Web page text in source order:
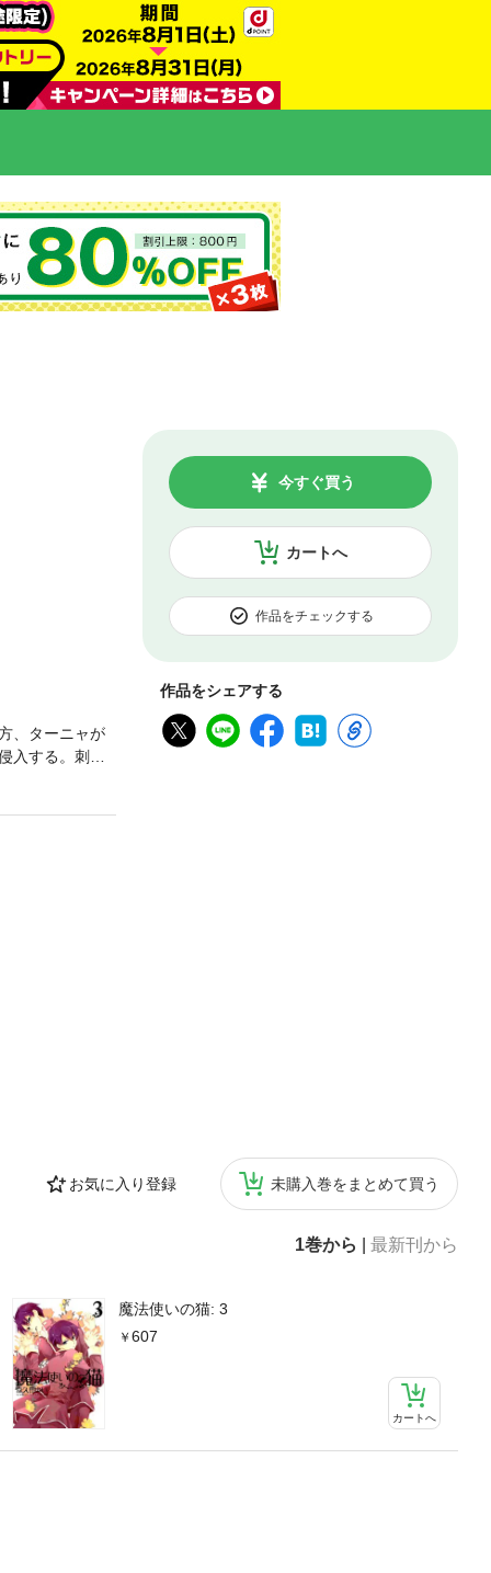
カートへ
今すぐ買う
作品をチェックする
作品をシェアする
お気に入り登録 未購入巻をまとめて買う
1巻から 最新刊から
魔法使いの猫: 3
607
カートへ
、ターニャが
入する。刺さ